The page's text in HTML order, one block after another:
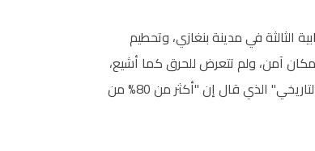
الثالثة في مدينة بنغازي، وتحطيم
آمن، ولم تتعرض للحرق كما أشيع،
معتبراً أن مثل هذه الأعمال "غير مسؤولة وتسيء الى هذا الاستحقاق التاريخي" الذي قال إن "أكثر من 80% من